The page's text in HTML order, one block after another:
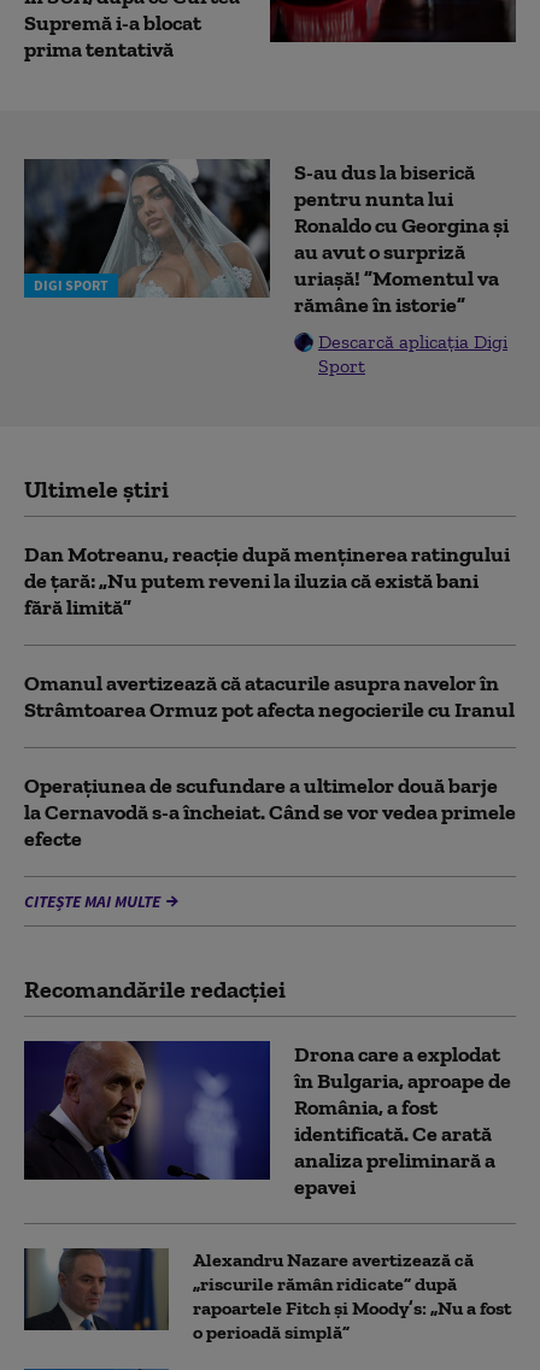
Supremă i-a blocat
prima tentativă
DIGI SPORT
S-au dus la biserică
pentru nunta lui
Ronaldo cu Georgina și
au avut o surpriză
uriașă! ”Momentul va
rămâne în istorie”
Descarcă aplicația Digi
Sport
Ultimele știri
Dan Motreanu, reacție după menținerea ratingului
de țară: „Nu putem reveni la iluzia că există bani
fără limită”
Omanul avertizează că atacurile asupra navelor în
Strâmtoarea Ormuz pot afecta negocierile cu Iranul
Operațiunea de scufundare a ultimelor două barje
la Cernavodă s-a încheiat. Când se vor vedea primele
efecte
CITEȘTE MAI MULTE
Recomandările redacţiei
Drona care a explodat
în Bulgaria, aproape de
România, a fost
identificată. Ce arată
analiza preliminară a
epavei
Alexandru Nazare avertizează că
„riscurile rămân ridicate” după
rapoartele Fitch și Moody’s: „Nu a fost
o perioadă simplă”